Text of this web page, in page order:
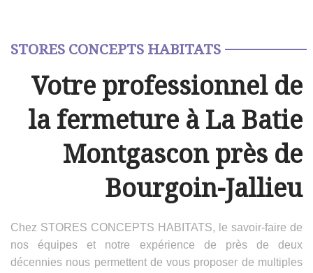
STORES CONCEPTS HABITATS
Votre professionnel de
la fermeture à La Batie
Montgascon près de
Bourgoin-Jallieu
Chez STORES CONCEPTS HABITATS, le savoir-faire de
nos équipes et notre expérience de près de deux
décennies nous permettent de vous proposer de multiples